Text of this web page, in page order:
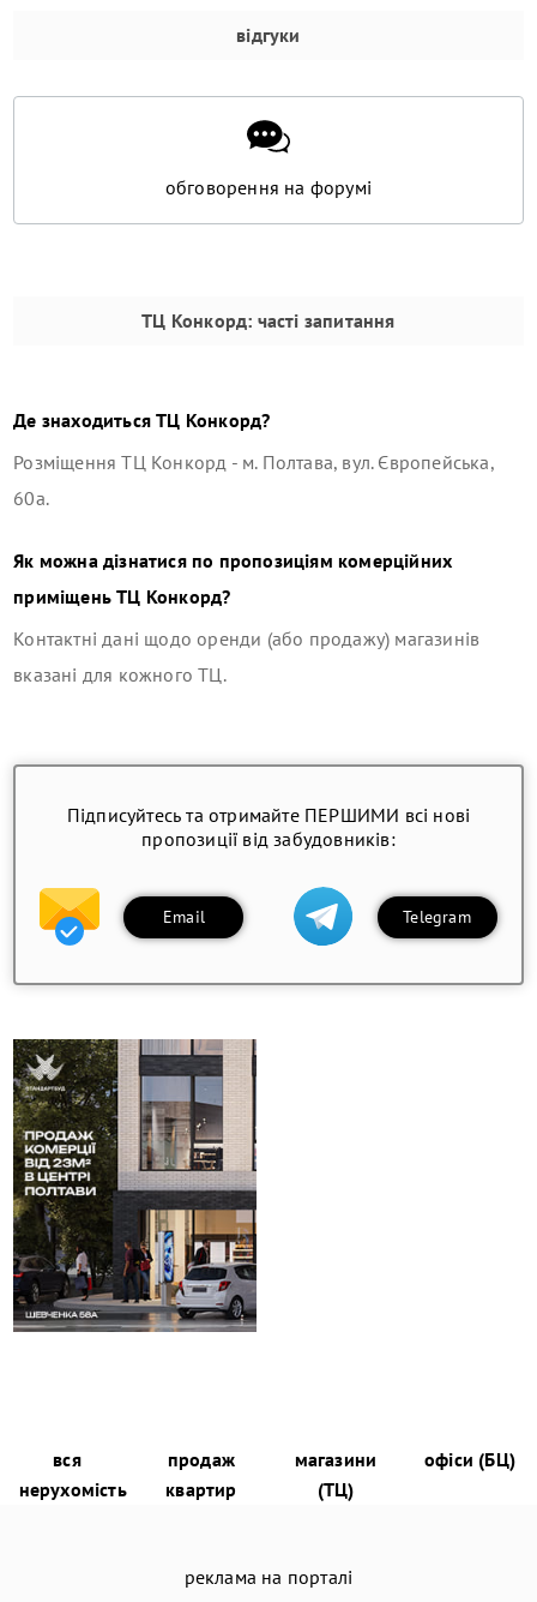
відгуки
обговорення на форумі
ТЦ Конкорд: часті запитання
Де знаходитьсяТЦ Конкорд?
РозміщенняТЦ Конкорд - м. Полтава, вул. Європейська,
60а.
Як можна дізнатися по пропозиціям комерційних
приміщеньТЦ Конкорд?
Контактні дані щодо оренди (або продажу) магазинів
вказані для кожного ТЦ.
Підписуйтесь та отримайте ПЕРШИМИ всі нові
пропозиції від забудовників:
Email Telegram
вся
нерухомість
продаж
квартир
магазини
(ТЦ)
офіси (БЦ)
реклама на порталі